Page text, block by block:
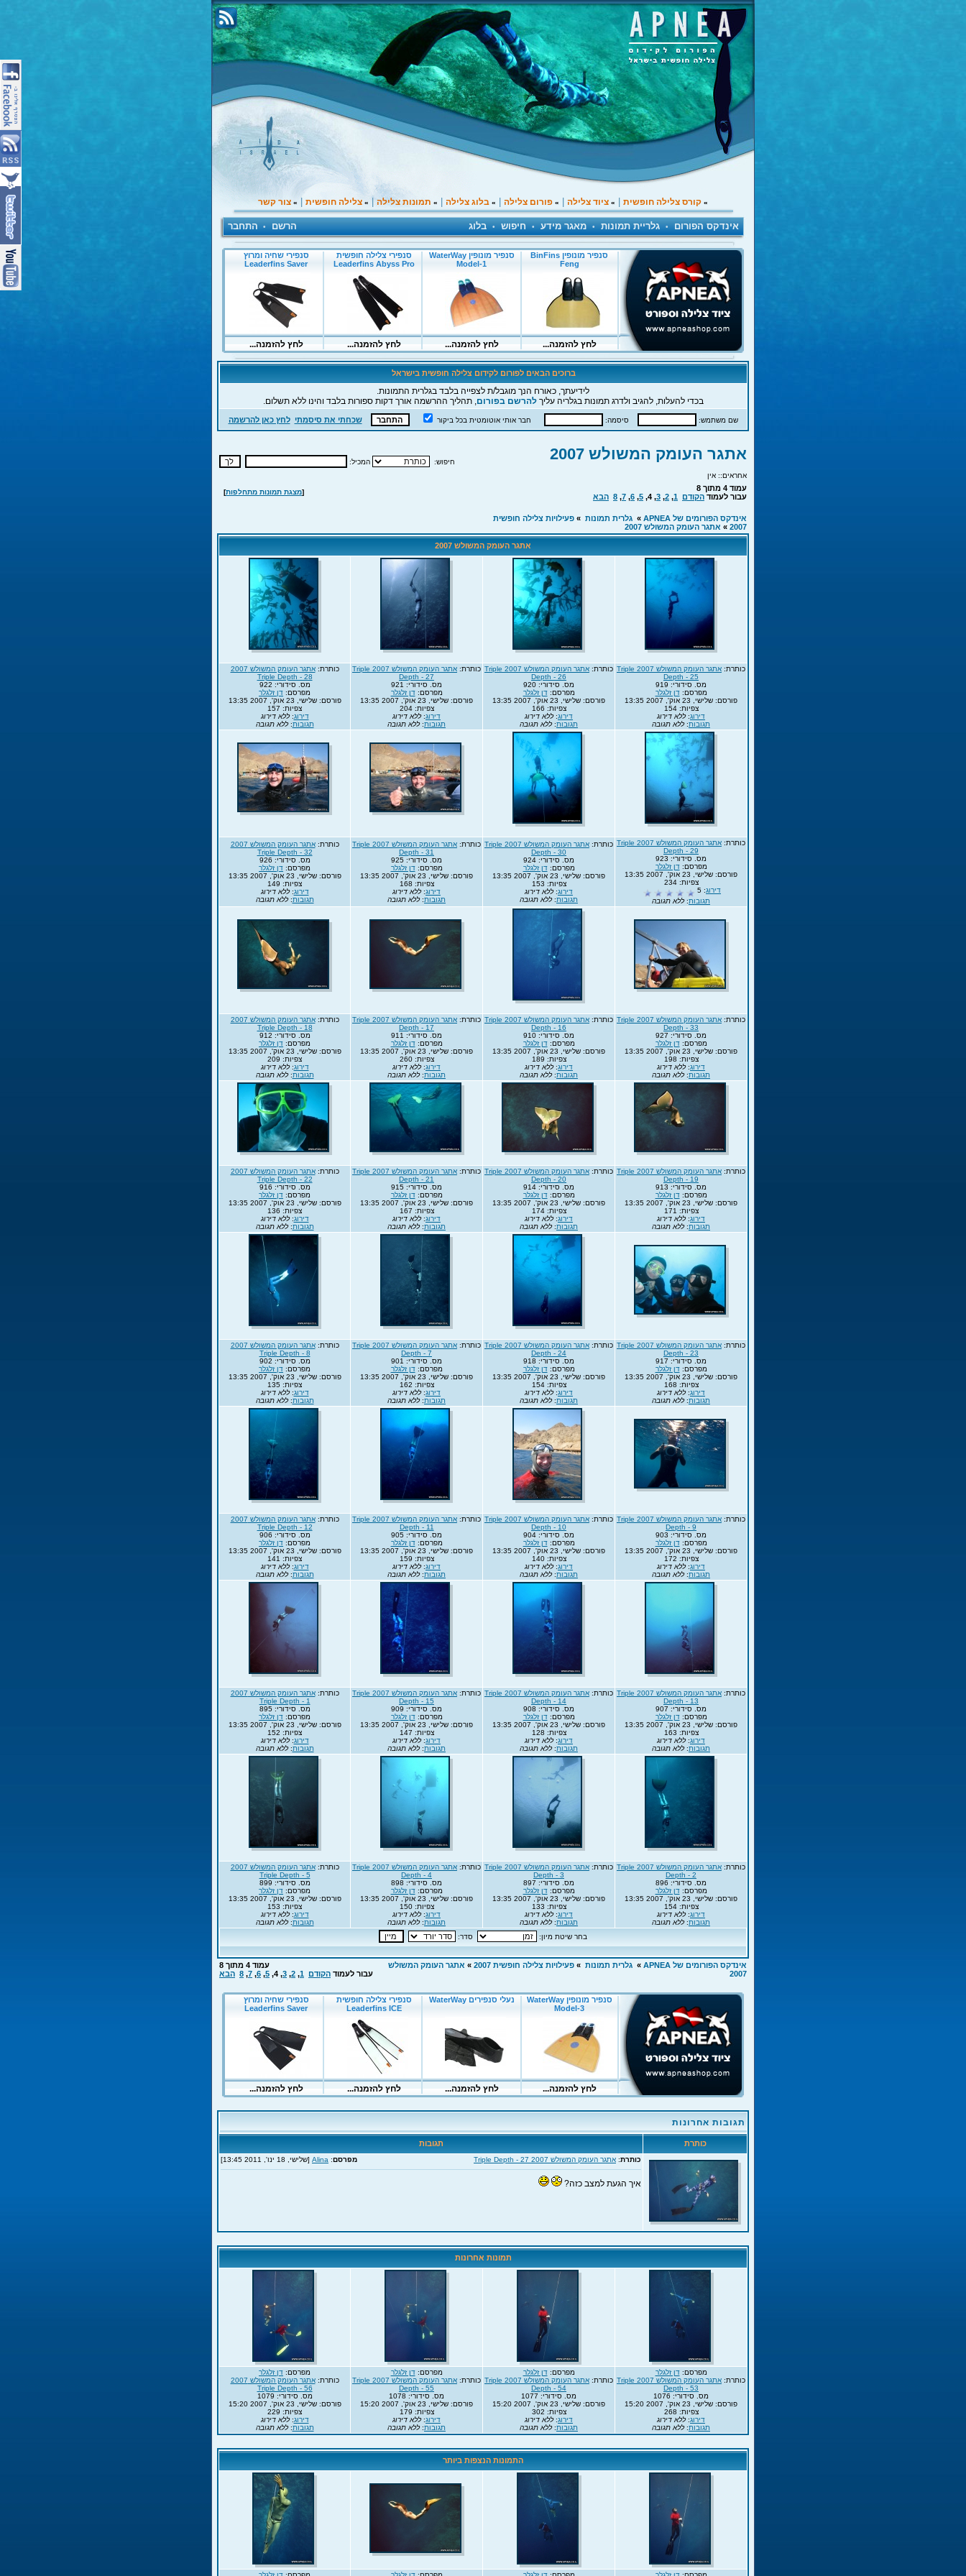
» קורס צלילה חופשית » ציוד צלילה » פורום צלילה » בלוג צלילה » תמונות צלילה » צלילה חופשית » צור קשר
אינדקס הפורום • גלריית תמונות • מאגר מידע • חיפוש • בלוג הרשם • התחבר
ברוכים הבאים לפורום לקידום צלילה חופשית בישראל
לידיעתך, כאורח הנך מוגבל/ת לצפייה בלבד בגלרית התמונות.
בכדי להעלות, להגיב ולדרג תמונות בגלריה עליךלהרשם בפורום, תהליך ההרשמה אורך דקות ספורות בלבד והינו ללא תשלום.
שם משתמש: סיסמה: חבר אותי אוטומטית בכל ביקור שכחתי את סיסמתי לחץ כאן להרשמה
אתגר העומק המשולש 2007
אחראים:: אין
חיפוש: המכיל:
עמוד 4 מתוך 8
עבור לעמוד הקודם 1
,
2
,
3
,
4
,
5
,
6
,
7
,
8 הבא
[מצגת תמונות מתחלפות]
אינדקס הפורומים של APNEA » גלרית תמונות » פעילויות צלילה חופשית
2007
» אתגר העומק המשולש 2007
אתגר העומק המשולש 2007
כותרת:
אתגר העומק המשולש 2007 Triple
Depth - 25
מס. סידורי: 919
מפרסם:דן זלגלר
פורסם: שלישי, 23 אוק', 2007 13:35
צפיות: 154
דירוג:ללא דירוג
תגובות:ללא תגובה
כותרת:
אתגר העומק המשולש 2007 Triple
Depth - 26
מס. סידורי: 920
מפרסם:דן זלגלר
פורסם: שלישי, 23 אוק', 2007 13:35
צפיות: 166
דירוג:ללא דירוג
תגובות:ללא תגובה
כותרת:
אתגר העומק המשולש 2007 Triple
Depth - 27
מס. סידורי: 921
מפרסם:דן זלגלר
פורסם: שלישי, 23 אוק', 2007 13:35
צפיות: 204
דירוג:ללא דירוג
תגובות:ללא תגובה
כותרת:
אתגר העומק המשולש 2007
Triple Depth - 28
מס. סידורי: 922
מפרסם: דן זלגלר
פורסם: שלישי, 23 אוק', 2007 13:35
צפיות: 157
דירוג:ללא דירוג
תגובות:ללא תגובה
כותרת:
אתגר העומק המשולש 2007 Triple
Depth - 29
מס. סידורי: 923
מפרסם:דן זלגלר
פורסם: שלישי, 23 אוק', 2007 13:35
צפיות: 234
דירוג: 5
תגובות:ללא תגובה
כותרת:
אתגר העומק המשולש 2007 Triple
Depth - 30
מס. סידורי: 924
מפרסם:דן זלגלר
פורסם: שלישי, 23 אוק', 2007 13:35
צפיות: 153
דירוג:ללא דירוג
תגובות:ללא תגובה
כותרת:
אתגר העומק המשולש 2007 Triple
Depth - 31
מס. סידורי: 925
מפרסם:דן זלגלר
פורסם: שלישי, 23 אוק', 2007 13:35
צפיות: 168
דירוג:ללא דירוג
תגובות:ללא תגובה
כותרת:
אתגר העומק המשולש 2007
Triple Depth - 32
מס. סידורי: 926
מפרסם: דן זלגלר
פורסם: שלישי, 23 אוק', 2007 13:35
צפיות: 149
דירוג:ללא דירוג
תגובות:ללא תגובה
כותרת:
אתגר העומק המשולש 2007 Triple
Depth - 33
מס. סידורי: 927
מפרסם:דן זלגלר
פורסם: שלישי, 23 אוק', 2007 13:35
צפיות: 198
דירוג:ללא דירוג
תגובות:ללא תגובה
כותרת:
אתגר העומק המשולש 2007 Triple
Depth - 16
מס. סידורי: 910
מפרסם:דן זלגלר
פורסם: שלישי, 23 אוק', 2007 13:35
צפיות: 189
דירוג:ללא דירוג
תגובות:ללא תגובה
כותרת:
אתגר העומק המשולש 2007 Triple
Depth - 17
מס. סידורי: 911
מפרסם:דן זלגלר
פורסם: שלישי, 23 אוק', 2007 13:35
צפיות: 260
דירוג:ללא דירוג
תגובות:ללא תגובה
כותרת:
אתגר העומק המשולש 2007
Triple Depth - 18
מס. סידורי: 912
מפרסם: דן זלגלר
פורסם: שלישי, 23 אוק', 2007 13:35
צפיות: 209
דירוג:ללא דירוג
תגובות:ללא תגובה
כותרת:
אתגר העומק המשולש 2007 Triple
Depth - 19
מס. סידורי: 913
מפרסם:דן זלגלר
פורסם: שלישי, 23 אוק', 2007 13:35
צפיות: 171
דירוג:ללא דירוג
תגובות:ללא תגובה
כותרת:
אתגר העומק המשולש 2007 Triple
Depth - 20
מס. סידורי: 914
מפרסם:דן זלגלר
פורסם: שלישי, 23 אוק', 2007 13:35
צפיות: 174
דירוג:ללא דירוג
תגובות:ללא תגובה
כותרת:
אתגר העומק המשולש 2007 Triple
Depth - 21
מס. סידורי: 915
מפרסם:דן זלגלר
פורסם: שלישי, 23 אוק', 2007 13:35
צפיות: 167
דירוג:ללא דירוג
תגובות:ללא תגובה
כותרת:
אתגר העומק המשולש 2007
Triple Depth - 22
מס. סידורי: 916
מפרסם: דן זלגלר
פורסם: שלישי, 23 אוק', 2007 13:35
צפיות: 136
דירוג:ללא דירוג
תגובות:ללא תגובה
כותרת:
אתגר העומק המשולש 2007 Triple
Depth - 23
מס. סידורי: 917
מפרסם:דן זלגלר
פורסם: שלישי, 23 אוק', 2007 13:35
צפיות: 168
דירוג:ללא דירוג
תגובות:ללא תגובה
כותרת:
אתגר העומק המשולש 2007 Triple
Depth - 24
מס. סידורי: 918
מפרסם:דן זלגלר
פורסם: שלישי, 23 אוק', 2007 13:35
צפיות: 154
דירוג:ללא דירוג
תגובות:ללא תגובה
כותרת:
אתגר העומק המשולש 2007 Triple
Depth - 7
מס. סידורי: 901
מפרסם:דן זלגלר
פורסם: שלישי, 23 אוק', 2007 13:35
צפיות: 162
דירוג:ללא דירוג
תגובות:ללא תגובה
כותרת:
אתגר העומק המשולש 2007
Triple Depth - 8
מס. סידורי: 902
מפרסם: דן זלגלר
פורסם: שלישי, 23 אוק', 2007 13:35
צפיות: 135
דירוג:ללא דירוג
תגובות:ללא תגובה
כותרת:
אתגר העומק המשולש 2007 Triple
Depth - 9
מס. סידורי: 903
מפרסם:דן זלגלר
פורסם: שלישי, 23 אוק', 2007 13:35
צפיות: 172
דירוג:ללא דירוג
תגובות:ללא תגובה
כותרת:
אתגר העומק המשולש 2007 Triple
Depth - 10
מס. סידורי: 904
מפרסם:דן זלגלר
פורסם: שלישי, 23 אוק', 2007 13:35
צפיות: 140
דירוג:ללא דירוג
תגובות:ללא תגובה
כותרת:
אתגר העומק המשולש 2007 Triple
Depth - 11
מס. סידורי: 905
מפרסם:דן זלגלר
פורסם: שלישי, 23 אוק', 2007 13:35
צפיות: 159
דירוג:ללא דירוג
תגובות:ללא תגובה
כותרת:
אתגר העומק המשולש 2007
Triple Depth - 12
מס. סידורי: 906
מפרסם: דן זלגלר
פורסם: שלישי, 23 אוק', 2007 13:35
צפיות: 141
דירוג:ללא דירוג
תגובות:ללא תגובה
כותרת:
אתגר העומק המשולש 2007 Triple
Depth - 13
מס. סידורי: 907
מפרסם:דן זלגלר
פורסם: שלישי, 23 אוק', 2007 13:35
צפיות: 163
דירוג:ללא דירוג
תגובות:ללא תגובה
כותרת:
אתגר העומק המשולש 2007 Triple
Depth - 14
מס. סידורי: 908
מפרסם:דן זלגלר
פורסם: שלישי, 23 אוק', 2007 13:35
צפיות: 128
דירוג:ללא דירוג
תגובות:ללא תגובה
כותרת:
אתגר העומק המשולש 2007 Triple
Depth - 15
מס. סידורי: 909
מפרסם:דן זלגלר
פורסם: שלישי, 23 אוק', 2007 13:35
צפיות: 147
דירוג:ללא דירוג
תגובות:ללא תגובה
כותרת:
אתגר העומק המשולש 2007
Triple Depth - 1
מס. סידורי: 895
מפרסם: דן זלגלר
פורסם: שלישי, 23 אוק', 2007 13:35
צפיות: 152
דירוג:ללא דירוג
תגובות:ללא תגובה
כותרת:
אתגר העומק המשולש 2007 Triple
Depth - 2
מס. סידורי: 896
מפרסם:דן זלגלר
פורסם: שלישי, 23 אוק', 2007 13:35
צפיות: 154
דירוג:ללא דירוג
תגובות:ללא תגובה
כותרת:
אתגר העומק המשולש 2007 Triple
Depth - 3
מס. סידורי: 897
מפרסם:דן זלגלר
פורסם: שלישי, 23 אוק', 2007 13:35
צפיות: 133
דירוג:ללא דירוג
תגובות:ללא תגובה
כותרת:
אתגר העומק המשולש 2007 Triple
Depth - 4
מס. סידורי: 898
מפרסם:דן זלגלר
פורסם: שלישי, 23 אוק', 2007 13:35
צפיות: 150
דירוג:ללא דירוג
תגובות:ללא תגובה
כותרת:
אתגר העומק המשולש 2007
Triple Depth - 5
מס. סידורי: 899
מפרסם: דן זלגלר
פורסם: שלישי, 23 אוק', 2007 13:35
צפיות: 153
דירוג:ללא דירוג
תגובות:ללא תגובה
בחר שיטת מיון:
סדר:
אינדקס הפורומים של APNEA » גלרית תמונות » פעילויות צלילה חופשית 2007 » אתגר העומק המשולש
2007
עמוד 4 מתוך 8
עבור לעמוד הקודם 1
,
2
,
3
,
4
,
5
,
6
,
7
,
8 הבא
תגובות אחרונות
כותרת תגובות
כותרת: אתגר העומק המשולש 2007 Triple Depth - 27 מפרסם:
Alina [שלישי, 18 ינו', 2011 13:45]
איך הגעת למצב כזה?
תמונות אחרונות
מפרסם:דן זלגלר
כותרת:
אתגר העומק המשולש 2007 Triple
Depth - 53
מס. סידורי: 1076
פורסם: שלישי, 23 אוק', 2007 15:20
צפיות: 268
דירוג:ללא דירוג
תגובות:ללא תגובה
מפרסם:דן זלגלר
כותרת:
אתגר העומק המשולש 2007 Triple
Depth - 54
מס. סידורי: 1077
פורסם: שלישי, 23 אוק', 2007 15:20
צפיות: 302
דירוג:ללא דירוג
תגובות:ללא תגובה
מפרסם:דן זלגלר
כותרת:
אתגר העומק המשולש 2007 Triple
Depth - 55
מס. סידורי: 1078
פורסם: שלישי, 23 אוק', 2007 15:20
צפיות: 179
דירוג:ללא דירוג
תגובות:ללא תגובה
מפרסם: דן זלגלר
כותרת:
אתגר העומק המשולש 2007
Triple Depth - 56
מס. סידורי: 1079
פורסם: שלישי, 23 אוק', 2007 15:20
צפיות: 229
דירוג:ללא דירוג
תגובות:ללא תגובה
התמונות הנצפות ביותר